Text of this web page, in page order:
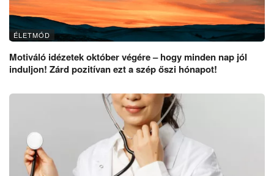
ÉLETMÓD
Motiváló idézetek október végére – hogy minden nap jól
induljon! Zárd pozitívan ezt a szép őszi hónapot!